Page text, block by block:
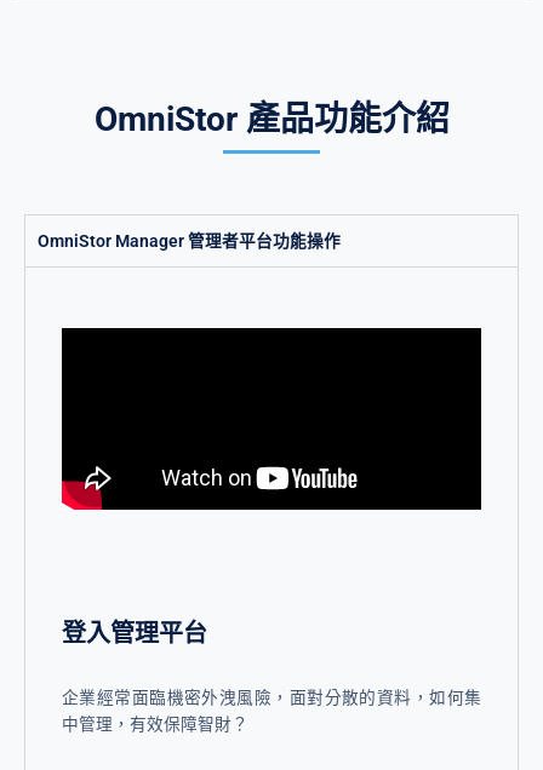
OmniStor 產品功能介紹
OmniStor Manager 管理者平台功能操作
登入管理平台
企業經常面臨機密外洩風險，面對分散的資料，如何集
中管理，有效保障智財？